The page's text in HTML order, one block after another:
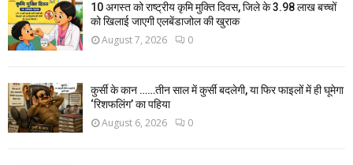
10 अगस्त को राष्ट्रीय कृमि मुक्ति दिवस, जिले के 3.98 लाख बच्चों
को खिलाई जाएगी एलबेंडाजोल की खुराक
August 7, 2026 0
कुर्सी के कान ……तीन साल में कुर्सी बदलेगी, या फिर फाइलों में ही घूमेगा
‘रिशफलिंग’ का पहिया
August 6, 2026 0